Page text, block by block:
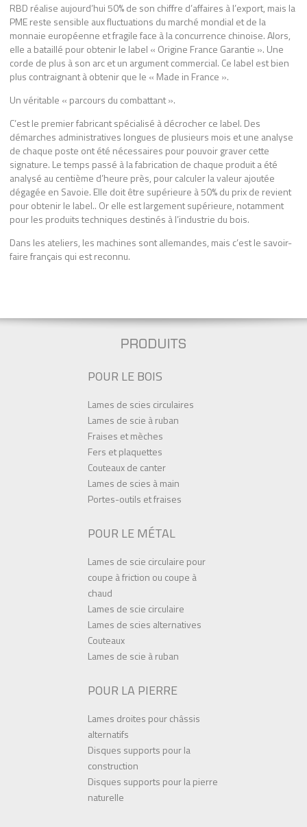
RBD réalise aujourd’hui 50% de son chiffre d’affaires à l’export, mais la
PME reste sensible aux fluctuations du marché mondial et de la
monnaie européenne et fragile face à la concurrence chinoise. Alors,
elle a bataillé pour obtenir le label « Origine France Garantie ». Une
corde de plus à son arc et un argument commercial. Ce label est bien
plus contraignant à obtenir que le « Made in France ».
Un véritable « parcours du combattant ».
C’est le premier fabricant spécialisé à décrocher ce label. Des
démarches administratives longues de plusieurs mois et une analyse
de chaque poste ont été nécessaires pour pouvoir graver cette
signature. Le temps passé à la fabrication de chaque produit a été
analysé au centième d’heure près, pour calculer la valeur ajoutée
dégagée en Savoie. Elle doit être supérieure à 50% du prix de revient
pour obtenir le label.. Or elle est largement supérieure, notamment
pour les produits techniques destinés à l’industrie du bois.
Dans les ateliers, les machines sont allemandes, mais c’est le savoir-
faire français qui est reconnu.
POUR LE BOIS
Lames de scies circulaires
Lames de scie à ruban
Fraises et mèches
Fers et plaquettes
Couteaux de canter
Lames de scies à main
Portes-outils et fraises
POUR LE MÉTAL
Lames de scie circulaire pour
coupe à friction ou coupe à
chaud
Lames de scie circulaire
Lames de scies alternatives
Couteaux
Lames de scie à ruban
POUR LA PIERRE
Lames droites pour châssis
alternatifs
Disques supports pour la
construction
Disques supports pour la pierre
naturelle